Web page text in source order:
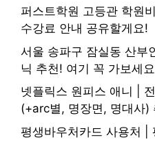
퍼스트학원 고등관 학원
수강료 안내 공유할게요!
서울 송파구 잠실동 산부
닉 추천! 여기 꼭 가보세요
넷플릭스 원피스 애니 |
(+arc별, 명장면, 명대사)
평생바우처카드 사용처 |